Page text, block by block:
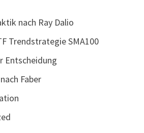
nach Ray Dalio
Trendstrategie SMA100
Entscheidung
Faber